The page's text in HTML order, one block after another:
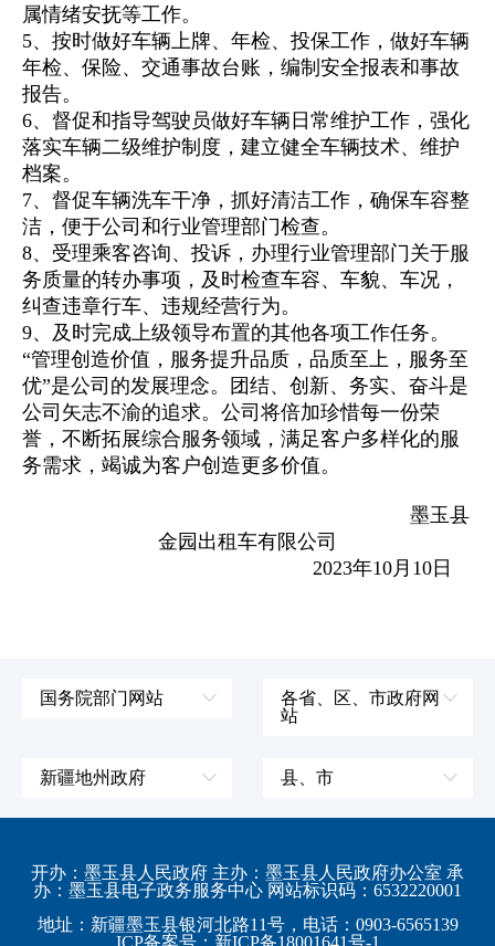
属情绪安抚等工作。
5、按时做好车辆上牌、年检、投保工作，做好车辆
年检、保险、交通事故台账 ，编制安全报表和事故
报告。
6、督促和指导驾驶员做好车辆日常维护工作，强化
落实车辆二级维护制度，建立健全车辆技术、维护
档案。
7、督促车辆洗车干净，抓好清洁工作，确保车容整
洁，便于公司和行业管理部门检查。
8、受理乘客咨询、投诉，办理行业管理部门关于服
务质量的转办事项，及时检查车容、车貌、车况，
纠查违章行车、违规经营行为。
9、及时完成上级领导布置的其他各项工作任务。
“管理创造价值，服务提升品质，品质至上，服务至
优”是公司的发展理念。团结、创新、务实、奋斗是
公司矢志不渝的追求。公司将倍加珍惜每一份荣
誉，不断拓展综合服务领域，满足客户多样化的服
务需求，竭诚为客户创造更多价值。
墨玉县
金园出租车有限公司
2023年10月10日
国务院部门网站
国防部
教育部
工业和信息化部
各省、区、市政府网
站
江苏省
浙江省
新疆地州政府
伊犁哈萨克自治州
阿勒泰地区
博尔塔拉蒙古自治州
县、市
皮山县
策勒县
民丰县
开办：墨玉县人民政府 主办：墨玉县人民政府办公室 承
办：墨玉县电子政务服务中心 网站标识码：6532220001
地址：新疆墨玉县银河北路11号，电话：0903-6565139
ICP备案号：新ICP备18001641号-1